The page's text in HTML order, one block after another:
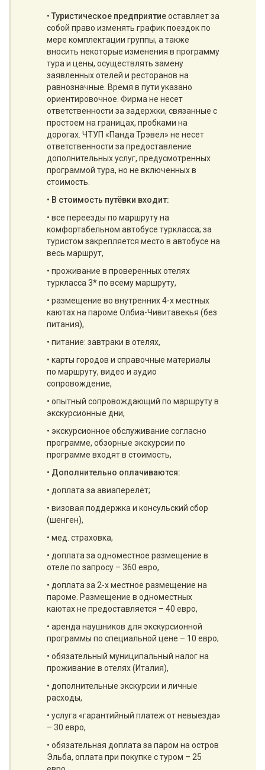
• Туристическое предприятиеоставляет за
собой право изменять график поездок по
мере комплектации группы, а также
вносить некоторые изменения в программу
тура и цены, осуществлять замену
заявленных отелей и ресторанов на
равнозначные. Время в пути указано
ориентировочное. Фирма не несет
ответственности за задержки, связанные с
простоем на границах, пробками на
дорогах. ЧТУП «Панда Трэвел» не несет
ответственности за предоставление
дополнительных услуг, предусмотренных
программой тура, но не включенных в
стоимость.
• В стоимость путёвки входит:
• все переезды по маршруту на
комфортабельном автобусе туркласса; за
туристом закрепляется место в автобусе на
весь маршрут,
• проживание в проверенных отелях
туркласса 3* по всему маршруту,
• размещение во внутренних 4-х местных
каютах на пароме Олбиа-Чивитавекья (без
питания),
• питание: завтраки в отелях,
• карты городов и справочные материалы
по маршруту, видео и аудио
сопровождение,
• опытный сопровождающий по маршруту в
экскурсионные дни,
• экскурсионное обслуживание согласно
программе, обзорные экскурсии по
программе входят в стоимость,
• Дополнительно оплачиваются:
• доплата за авиаперелёт;
• визовая поддержка и консульский сбор
(шенген),
• мед. страховка,
• доплата за одноместное размещение в
отеле по запросу – 360 евро,
• доплата за 2-х местное размещение на
пароме. Размещение в одноместных
каютах не предоставляется – 40 евро,
• аренда наушников для экскурсионной
программы по специальной цене – 10 евро;
• обязательный муниципальный налог на
проживание в отелях (Италия),
• дополнительные экскурсии и личные
расходы,
• услуга «гарантийный платеж от невыезда»
– 30 евро,
• обязательная доплата за паром на остров
Эльба, оплата при покупке с туром – 25